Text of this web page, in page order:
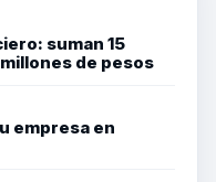
suman 15
de pesos
empresa en